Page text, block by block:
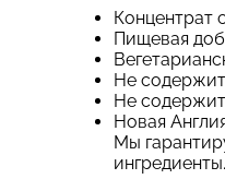
Концентрат
Пищевая
Не
Не
Новая
Мы